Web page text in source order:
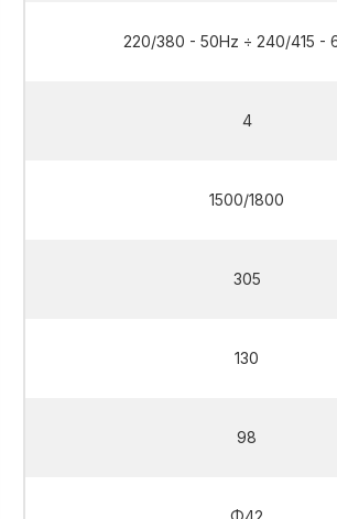
220/380 - 50Hz ÷ 240/415 -
4
1500/1800
305
130
98